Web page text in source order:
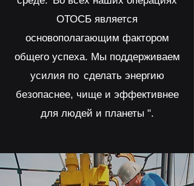
ОТОСБ является
основополагающим фактором
общего успеха. Мы поддерживаем
усилия по сделать энергию
безопаснее, чище и эффективнее
для людей и планеты ".